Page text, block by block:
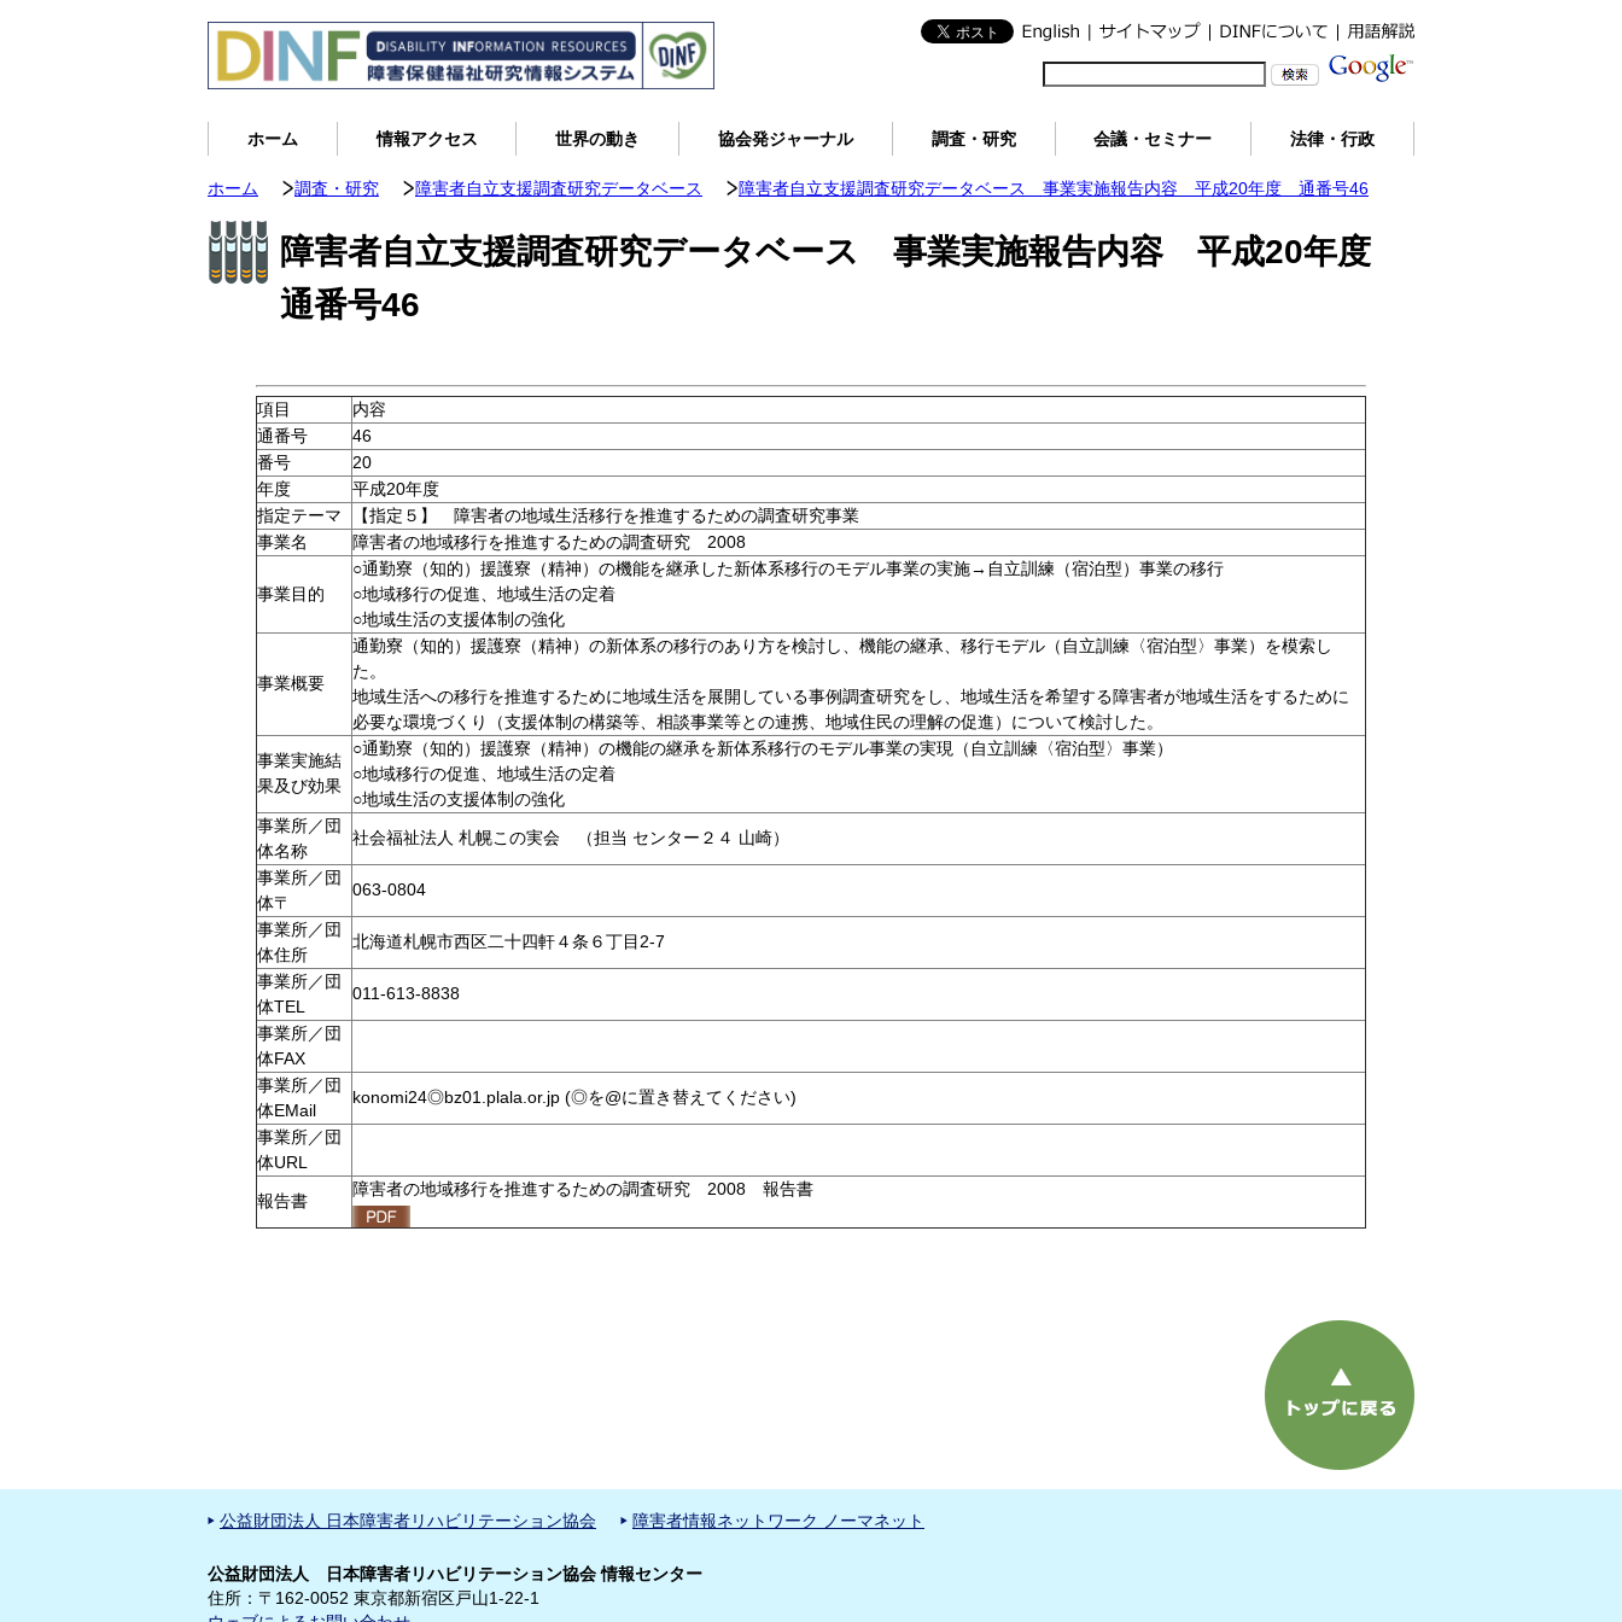
ホーム 情報アクセス 世界の動き 協会発ジャーナル 調査・研究 会議・セミナー 法律・行政
ホーム 調査・研究 障害者自立支援調査研究データベース 障害者自立支援調査研究データベース 事業実施報告内容 平成20年度 通番号46
障害者自立支援調査研究データベース 事業実施報告内容 平成20年度
通番号46
項目
内容
通番号
46
番号
20
年度
平成20年度
指定テーマ
【指定５】 障害者の地域生活移行を推進するための調査研究事業
事業名
障害者の地域移行を推進するための調査研究 2008
事業目的
○通勤寮（知的）援護寮（精神）の機能を継承した新体系移行のモデル事業の実施→自立訓練（宿泊型）事業の移行
○地域移行の促進、地域生活の定着
○地域生活の支援体制の強化
事業概要
通勤寮（知的）援護寮（精神）の新体系の移行のあり方を検討し、機能の継承、移行モデル（自立訓練〈宿泊型〉事業）を模索し
た。
地域生活への移行を推進するために地域生活を展開している事例調査研究をし、地域生活を希望する障害者が地域生活をするために
必要な環境づくり（支援体制の構築等、相談事業等との連携、地域住民の理解の促進）について検討した。
事業実施結
果及び効果
○通勤寮（知的）援護寮（精神）の機能の継承を新体系移行のモデル事業の実現（自立訓練〈宿泊型〉事業）
○地域移行の促進、地域生活の定着
○地域生活の支援体制の強化
事業所／団
体名称
社会福祉法人 札幌この実会 （担当 センター２４ 山崎）
事業所／団
体〒
063-0804
事業所／団
体住所
北海道札幌市西区二十四軒４条６丁目2-7
事業所／団
体TEL
011-613-8838
事業所／団
体FAX
事業所／団
体EMail
konomi24◎bz01.plala.or.jp (◎を@に置き替えてください)
事業所／団
体URL
報告書
障害者の地域移行を推進するための調査研究 2008 報告書
公益財団法人 日本障害者リハビリテーション協会 障害者情報ネットワーク ノーマネット
公益財団法人 日本障害者リハビリテーション協会 情報センター
住所：〒162-0052 東京都新宿区戸山1-22-1